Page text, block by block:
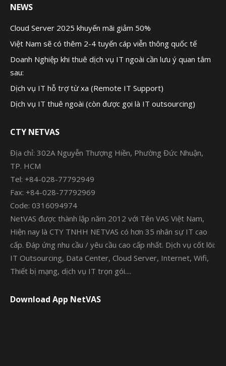
NEWS
Cloud Server 2025 khuyến mãi giảm 50%
Việt Nam sẽ có thêm 2-4 tuyến cáp viễn thông quốc tế
Doanh Nghiệp khi thuê dịch vụ IT ngoài cần lưu ý quan tâm
sau:
Dịch vụ IT hỗ trợ từ xa (Remote IT Support)
Dịch vụ IT thuê ngoài (còn được gọi là IT outsourcing)
CTY NETVAS
Địa chỉ: 302A Nguyễn Thượng Hiền, Phường Đức Nhuận,
TP. HCM
Tel: +84-028-77792949
Fax: +84-028-77792969
Code: 0316094974
NetVAS được thành lập năm 2012 với Tên VAS Việt Nam,
Hiện nay là CTY TNHH NETVAS có hơn 35 nhân sự IT cao
cấp. Đáp ứng nhu cầu / yêu cầu cao cấp nhất. Dịch vụ cốt lõi:
IT Outsourcing, Data Center, Cloud Server, Internet, Wifi,
Thiết bị mạng, dịch vụ IT trọn gói....
Download App NetVAS